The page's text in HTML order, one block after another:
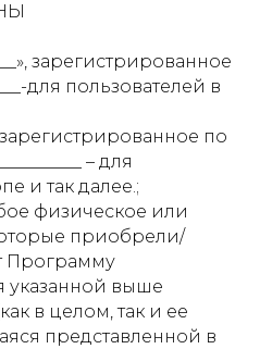
зарегистрированное
для пользователей в
по
– для
и так далее.;
физическое или
приобрели/
Программу
указанной выше
в целом, так и ее
представленной в